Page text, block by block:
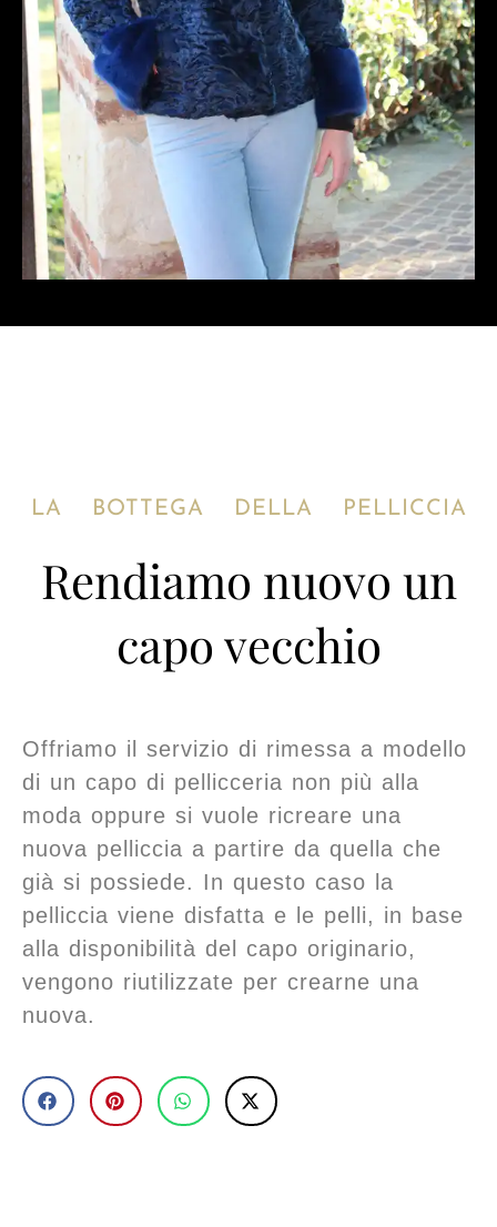
LA BOTTEGA DELLA PELLICCIA
Rendiamo nuovo un
capo vecchio
Offriamo il servizio di rimessa a modello
di un capo di pellicceria non più alla
moda oppure si vuole ricreare una
nuova pelliccia a partire da quella che
già si possiede. In questo caso la
pelliccia viene disfatta e le pelli, in base
alla disponibilità del capo originario,
vengono riutilizzate per crearne una
nuova.